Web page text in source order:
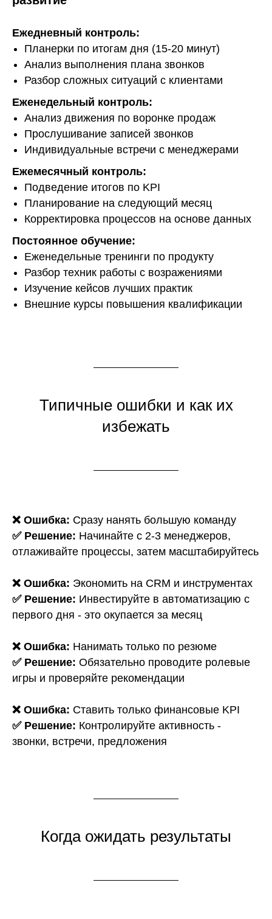
Ежедневный контроль:
Планерки по итогам дня (15-20 минут)
Анализ выполнения плана звонков
Разбор сложных ситуаций с клиентами
Еженедельный контроль:
Анализ движения по воронке продаж
Прослушивание записей звонков
Индивидуальные встречи с менеджерами
Ежемесячный контроль:
Подведение итогов по KPI
Планирование на следующий месяц
Корректировка процессов на основе данных
Постоянное обучение:
Еженедельные тренинги по продукту
Разбор техник работы с возражениями
Изучение кейсов лучших практик
Внешние курсы повышения квалификации
Типичные ошибки и как их
избежать
❌ Ошибка: Сразу нанять большую команду
✅ Решение: Начинайте с 2-3 менеджеров,
отлаживайте процессы, затем масштабируйтесь
❌ Ошибка: Экономить на CRM и инструментах
✅ Решение: Инвестируйте в автоматизацию с
первого дня - это окупается за месяц
❌ Ошибка: Нанимать только по резюме
✅ Решение: Обязательно проводите ролевые
игры и проверяйте рекомендации
❌ Ошибка: Ставить только финансовые KPI
✅ Решение: Контролируйте активность -
звонки, встречи, предложения
Когда ожидать результаты